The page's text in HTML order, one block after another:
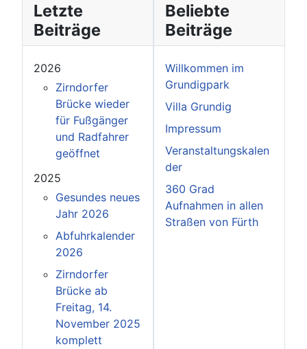
Letzte
Beiträge
2026
Zirndorfer
Brücke wieder
für Fußgänger
und Radfahrer
geöffnet
2025
Gesundes neues
Jahr 2026
Abfuhrkalender
2026
Zirndorfer
Brücke ab
Freitag, 14.
November 2025
komplett
Beliebte
Beiträge
Willkommen im
Grundigpark
Villa Grundig
Impressum
Veranstaltungskalen
der
360 Grad
Aufnahmen in allen
Straßen von Fürth